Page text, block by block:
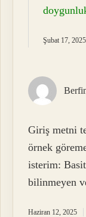
Şubat 17, 2025
Giriş metni
örnek
isterim:
bilinmeyen
Haziran 12, 2025